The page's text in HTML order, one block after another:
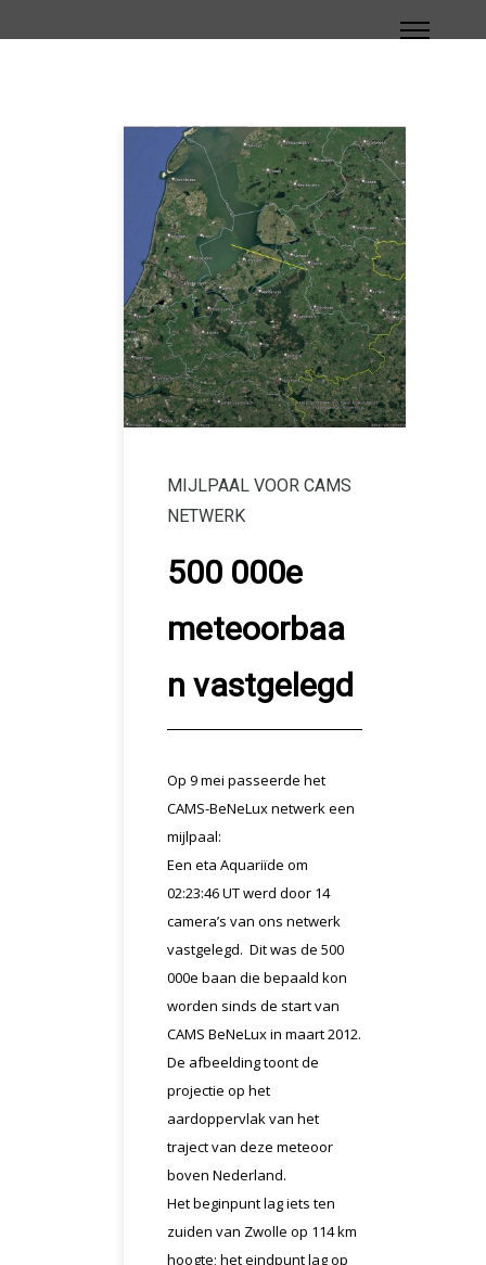
MIJLPAAL VOOR CAMS
NETWERK
500 000e
meteoorbaa
n vastgelegd
Op 9 mei passeerde het
CAMS-BeNeLux netwerk een
mijlpaal:
Een eta Aquariïde om
02:23:46 UT werd door 14
camera’s van ons netwerk
vastgelegd. Dit was de 500
000e baan die bepaald kon
worden sinds de start van
CAMS BeNeLux in maart 2012.
De afbeelding toont de
projectie op het
aardoppervlak van het
traject van deze meteoor
boven Nederland.
Het beginpunt lag iets ten
zuiden van Zwolle op 114 km
hoogte; het eindpunt lag op